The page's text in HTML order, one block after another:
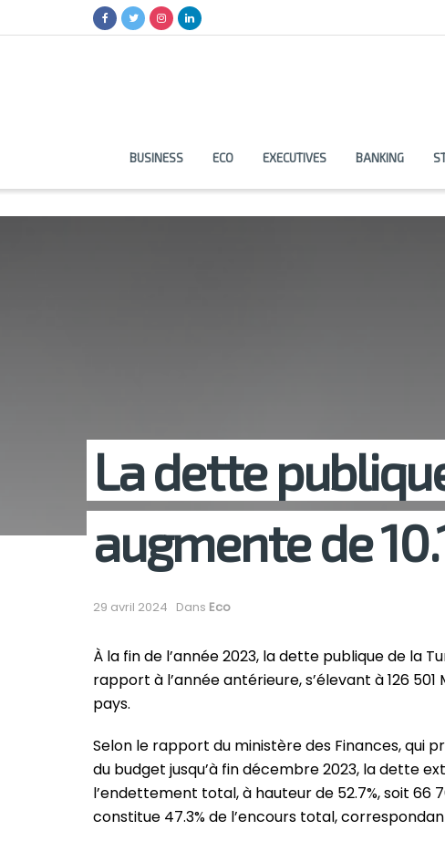
BUSINESS ECO EXECUTIVES BANKING
La dette
augmente de
29 avril 2024 Dans Eco
À la fin de l’année 2023, la dette publique de la
rapport à l’année antérieure, s’élevant à 126
pays.
Selon le rapport du ministère des Finances, qui
du budget jusqu’à fin décembre 2023, la dette
l’endettement total, à hauteur de 52.7%, soit 66
constitue 47.3% de l’encours total,